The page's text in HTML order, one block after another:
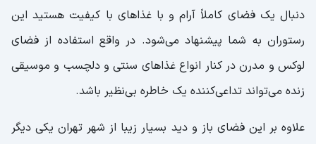
دنبال یک فضای کاملاً آرام و با غذا‌های با کیفیت هستید این
رستوران به شما پیشنهاد می‌شود. در واقع استفاده از فضای
لوکس و مدرن در کنار انواع غذا‌های سنتی و دلچسب و موسیقی
زنده می‌تواند تداعی‌کننده یک خاطره بی‌نظیر باشد.
علاوه بر این فضای باز و دید بسیار زیبا از شهر تهران یکی دیگر